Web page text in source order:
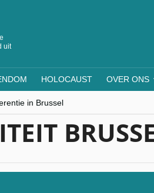
uit
HOLOCAUST OVER ONS
in Brussel
Jinnih Beels (Vooruit)
travel en simchas wereldwijd